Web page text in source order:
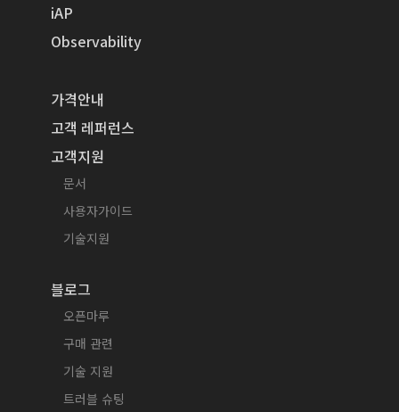
iAP
Observability
가격안내
고객 레퍼런스
고객지원
문서
사용자가이드
기술지원
블로그
오픈마루
구매 관련
기술 지원
트러블 슈팅